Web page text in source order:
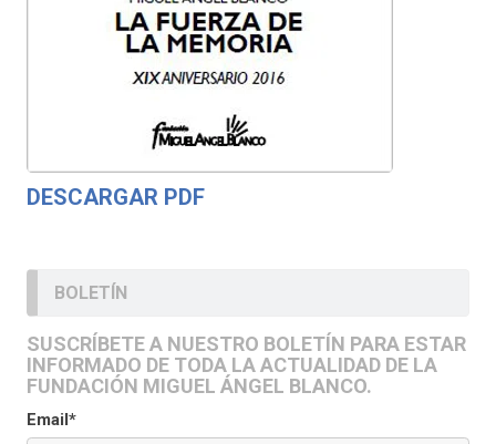
DESCARGAR PDF
BOLETÍN
SUSCRÍBETE A NUESTRO BOLETÍN PARA ESTAR
INFORMADO DE TODA LA ACTUALIDAD DE LA
FUNDACIÓN MIGUEL ÁNGEL BLANCO.
Email*